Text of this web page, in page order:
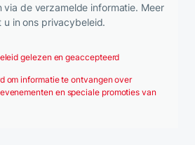
via de verzamelde informatie. Meer
u in ons privacybeleid.
gelezen en geaccepteerd
om informatie te ontvangen over
en speciale promoties van